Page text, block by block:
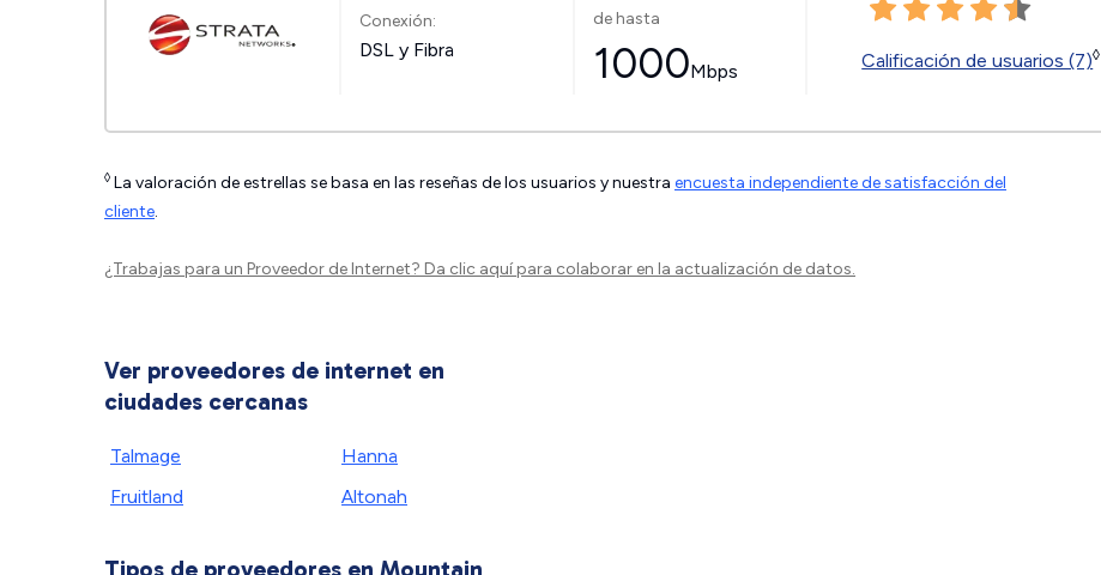
Conexión:
DSL y Fibra
de hasta
1000Mbps Calificación de usuarios (7)◊
◊ La valoración de estrellas se basa en las reseñas de los usuarios y nuestra encuesta independiente de satisfacción del
cliente.
¿Trabajas para un Proveedor de Internet? Da clic aquípara colaborar en la actualización de datos.
Ver proveedores de internet en
ciudades cercanas
Talmage
Fruitland
Hanna
Altonah
Tipos de proveedores en Mountain